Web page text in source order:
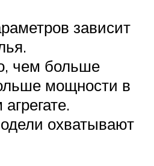
зависит
чем больше
мощности в
охватывают